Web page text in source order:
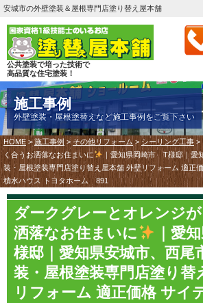
安城市の外壁塗装＆屋根専門店塗り替え屋本舗
公共塗装で培った技術で
高品質な住宅塗装！
施工事例
外壁塗装・屋根塗替えなど施工事例をご覧下さい
HOME >施工事例 > その他リフォーム > シーリング工事 >
く合うお洒落なお住まいに
｜愛知県岡崎市 T様邸｜愛
装・屋根塗装専門店塗り替え屋本舗 外壁リフォーム 適正
積水ハウス トヨタホーム 891
ダークグレーとオレンジ
洒落なお住まいに
｜愛
様邸｜愛知県安城市、西尾
装・屋根塗装専門店塗り替
リフォーム 適正価格 サイ